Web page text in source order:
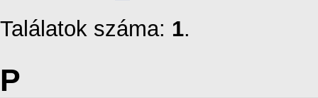
Találatok száma: 1.
P